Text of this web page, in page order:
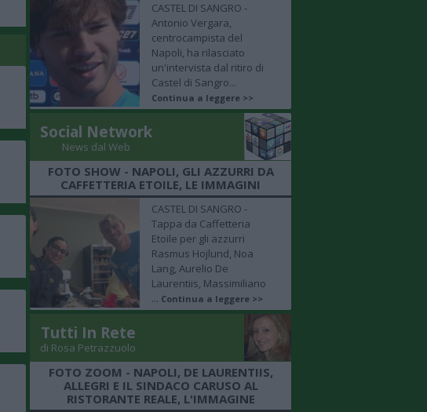
CASTEL DI SANGRO -
Antonio Vergara,
centrocampista del
Napoli, ha rilasciato
un'intervista dal ritiro di
Castel di Sangro...
Continua a leggere >>
Social Network
News dal Web
FOTO SHOW - NAPOLI, GLI AZZURRI DA
CAFFETTERIA ETOILE, LE IMMAGINI
CASTEL DI SANGRO -
Tappa da Caffetteria
Etoile per gli azzurri
Rasmus Hojlund, Noa
Lang, Aurelio De
Laurentiis, Massimiliano
... Continua a leggere >>
Tutti In Rete
di Rosa Petrazzuolo
FOTO ZOOM - NAPOLI, DE LAURENTIIS,
ALLEGRI E IL SINDACO CARUSO AL
RISTORANTE REALE, L'IMMAGINE